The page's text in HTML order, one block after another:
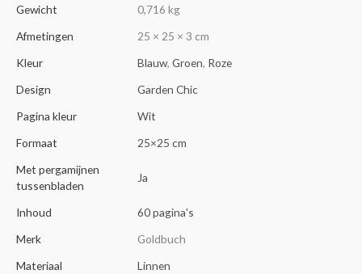
Gewicht
0,716 kg
Afmetingen
25 × 25 × 3 cm
Kleur
Blauw, Groen, Roze
Design
Garden Chic
Pagina kleur
Wit
Formaat
25×25 cm
Met pergamijnen
tussenbladen
Ja
Inhoud
60 pagina's
Merk
Goldbuch
Materiaal
Linnen